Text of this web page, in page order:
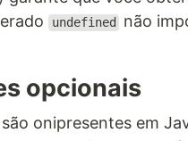
undefined
não
opcionais
onipresentes em